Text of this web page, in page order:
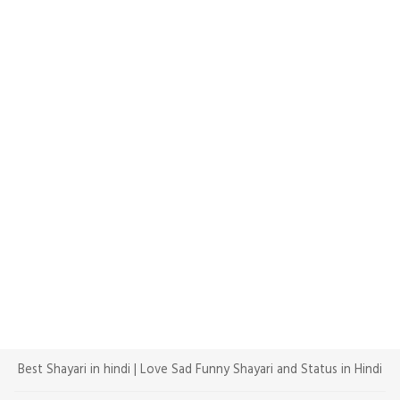
Best Shayari in hindi | Love Sad Funny Shayari and Status in Hindi